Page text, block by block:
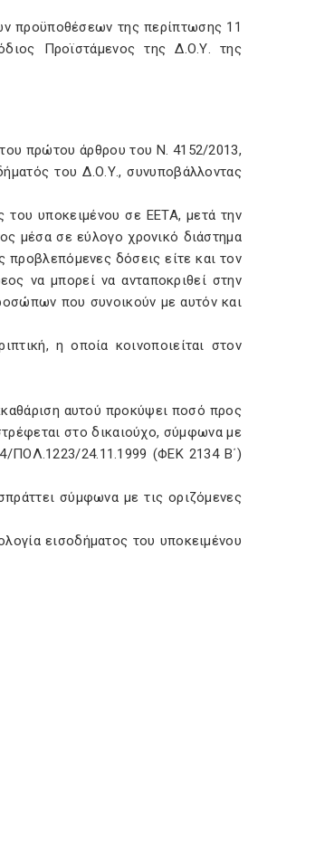
προϋποθέσεων της περίπτωσης 11
Προϊστάμενος της Δ.Ο.Υ. της
πρώτου άρθρου του Ν. 4152/2013,
του Δ.Ο.Υ., συνυποβάλλοντας
του υποκειμένου σε ΕΕΤΑ, μετά την
μέσα σε εύλογο χρονικό διάστημα
προβλεπόμενες δόσεις είτε και τον
να μπορεί να ανταποκριθεί στην
που συνοικούν με αυτόν και
η οποία κοινοποιείται στον
αυτού προκύψει ποσό προς
στο δικαιούχο, σύμφωνα με
ΠΟΛ.1223/24.11.1999 (ΦΕΚ 2134 Β΄)
σύμφωνα με τις οριζόμενες
εισοδήματος του υποκειμένου